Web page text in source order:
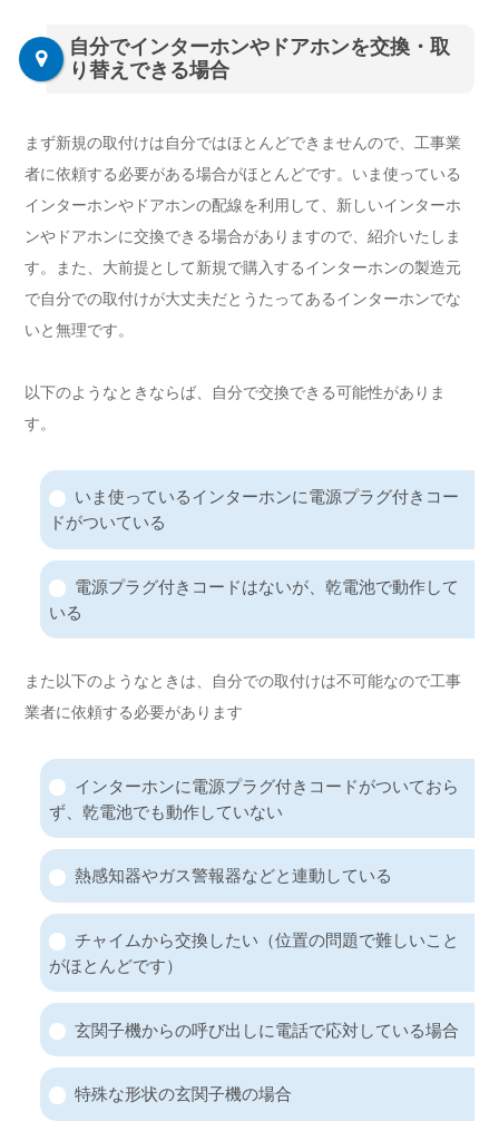
自分でインターホンやドアホンを交換・取
り替えできる場合
まず新規の取付けは自分ではほとんどできませんので、工事業
者に依頼する必要がある場合がほとんどです。いま使っている
インターホンやドアホンの配線を利用して、新しいインターホ
ンやドアホンに交換できる場合がありますので、紹介いたしま
す。また、大前提として新規で購入するインターホンの製造元
で自分での取付けが大丈夫だとうたってあるインターホンでな
いと無理です。
以下のようなときならば、自分で交換できる可能性がありま
す。
いま使っているインターホンに電源プラグ付きコー
ドがついている
電源プラグ付きコードはないが、乾電池で動作して
いる
また以下のようなときは、自分での取付けは不可能なので工事
業者に依頼する必要があります
インターホンに電源プラグ付きコードがついておら
ず、乾電池でも動作していない
熱感知器やガス警報器などと連動している
チャイムから交換したい（位置の問題で難しいこと
がほとんどです）
玄関子機からの呼び出しに電話で応対している場合
特殊な形状の玄関子機の場合